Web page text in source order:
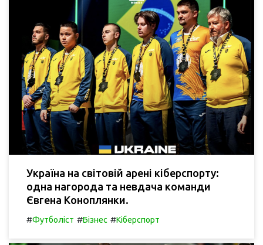
Україна на світовій арені кіберспорту:
одна нагорода та невдача команди
Євгена Коноплянки.
#Футболіст #Бізнес #Кіберспорт